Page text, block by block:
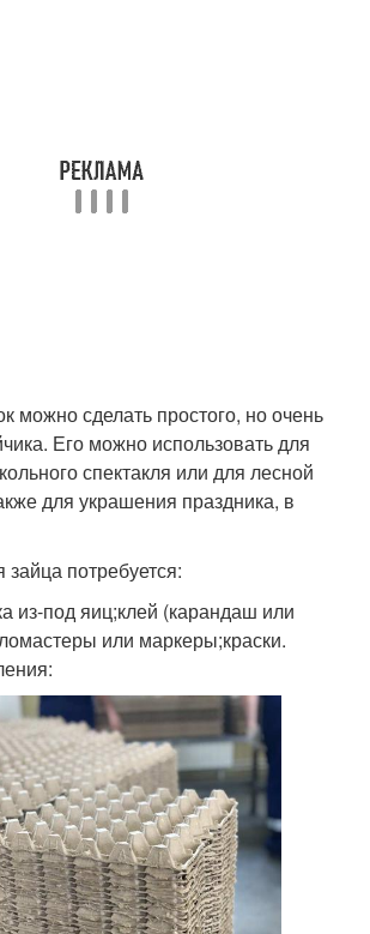
можно сделать простого, но очень
Его можно использовать для
спектакля или для лесной
для украшения праздника, в
потребуется:
из-под яиц;клей (карандаш или
или маркеры;краски.